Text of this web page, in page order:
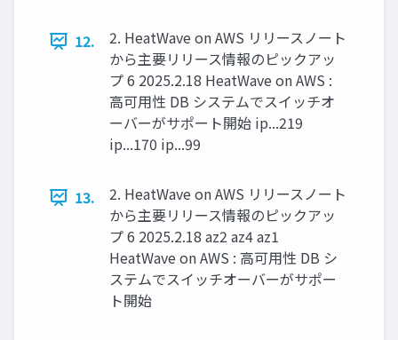
12.
2. HeatWave on AWS リリースノート
から主要リリース情報のピックアッ
プ 6 2025.2.18 HeatWave on AWS :
高可用性 DB システムでスイッチオ
ーバーがサポート開始 ip...219
ip...170 ip...99
13.
2. HeatWave on AWS リリースノート
から主要リリース情報のピックアッ
プ 6 2025.2.18 az2 az4 az1
HeatWave on AWS : 高可用性 DB シ
ステムでスイッチオーバーがサポー
ト開始